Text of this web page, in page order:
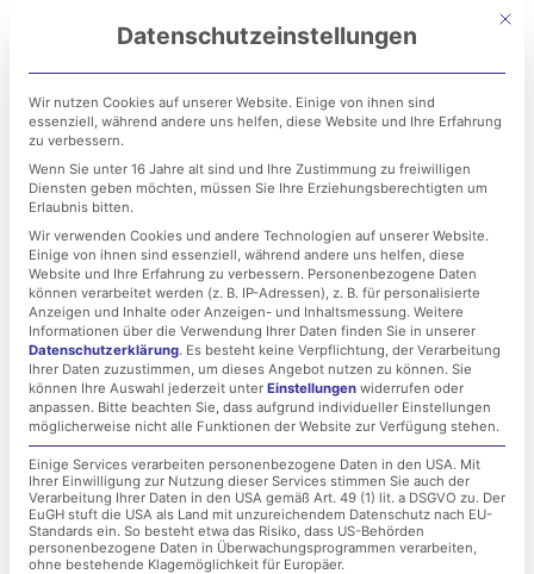
springen
EU-DSGVO – Der
Bußgeld-Hammer hat
wieder zugeschlagen!
13. Dezember 2019
Mit
Datenschutzeinstellungen
Wir nutzen Cookies auf unserer Website. Einige von ihnen sind
essenziell, während andere uns helfen, diese Website und Ihre Erfahrung
zu verbessern.
Wenn Sie unter 16 Jahre alt sind und Ihre Zustimmung zu freiwilligen
Diensten geben möchten, müssen Sie Ihre Erziehungsberechtigten um
Erlaubnis bitten.
Wir verwenden Cookies und andere Technologien auf unserer Website.
Einige von ihnen sind essenziell, während andere uns helfen, diese
Website und Ihre Erfahrung zu verbessern. Personenbezogene Daten
können verarbeitet werden (z. B. IP-Adressen), z. B. für personalisierte
Anzeigen und Inhalte oder Anzeigen- und Inhaltsmessung. Weitere
Informationen über die Verwendung Ihrer Daten finden Sie in unserer
Datenschutzerklärung. Es besteht keine Verpflichtung, der Verarbeitung
Ihrer Daten zuzustimmen, um dieses Angebot nutzen zu können. Sie
können Ihre Auswahl jederzeit unter Einstellungen widerrufen oder
anpassen. Bitte beachten Sie, dass aufgrund individueller Einstellungen
möglicherweise nicht alle Funktionen der Website zur Verfügung stehen.
Einige Services verarbeiten personenbezogene Daten in den USA. Mit
Ihrer Einwilligung zur Nutzung dieser Services stimmen Sie auch der
Verarbeitung Ihrer Daten in den USA gemäß Art. 49 (1) lit. a DSGVO zu. Der
EuGH stuft die USA als Land mit unzureichendem Datenschutz nach EU-
Standards ein. So besteht etwa das Risiko, dass US-Behörden
personenbezogene Daten in Überwachungsprogrammen verarbeiten,
ohne bestehende Klagemöglichkeit für Europäer.